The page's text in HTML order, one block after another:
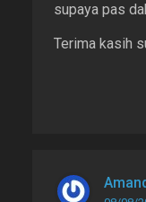
supaya pas
Terima kasih